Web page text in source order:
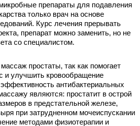
препараты для подавления
только врач на основе
Курс лечения прерывать
препарат можно заменить, но не
со специалистом.
простаты, так как помогает
и улучшить кровообращение
антибактериальных
являются: простатит в острой
в предстательной железе,
при затрудненном мочеиспускании
методами физиотерапии и